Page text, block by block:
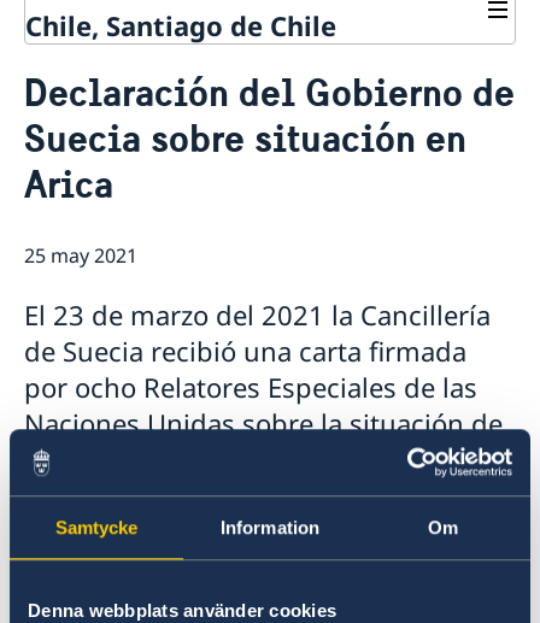
Samtycke Information Om
Denna webbplats använder cookies
Chile, Santiago de Chile
Vacantes
Pasantía
Tarifas
Protección de Datos (RGPD)
Contacto y horarios
Noticias y actividades
Noticias
Instituto Chileno Sueco de Cultura
Svenska kyrkan
Declaración del Gobierno de
Suecia sobre situación en
Arica
25 may 2021
El 23 de marzo del 2021 la Cancillería
de Suecia recibió una carta firmada
por ocho Relatores Especiales de las
Naciones Unidas sobre la situación de
los derechos humanos en Arica, Chile
y las acciones de Boliden Mineral AB
con respecto a los lodos que contienen
residuos tóxicos durante los años
1984-1985. Los Relatores Especiales